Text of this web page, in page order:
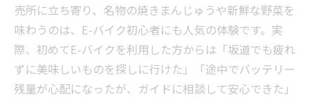
売所に立ち寄り、名物の焼きまんじゅうや新鮮な野菜を
味わうのは、E-バイク初心者にも人気の体験です。実
際、初めてE-バイクを利用した方からは「坂道でも疲れ
ずに美味しいものを探しに行けた」「途中でバッテリー
残量が心配になったが、ガイドに相談して安心できた」